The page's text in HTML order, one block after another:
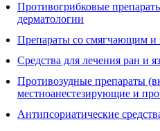
Противогрибковые
дерматологии
Препараты со смягчающим и
Средства для лечения ран и
Противозудные препараты
местноанестезирующие и
Антипсориатические